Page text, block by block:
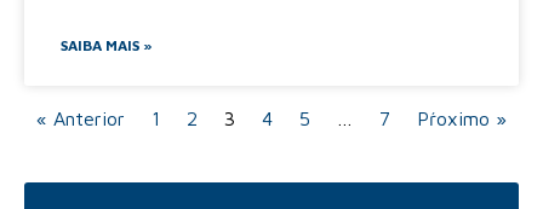
SAIBA MAIS »
« Anterior 1 2 3 4 5 7 Pŕoximo »